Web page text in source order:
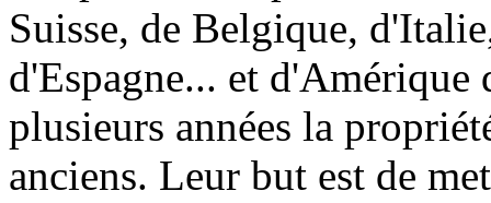
Suisse, de Belgique,
d'Espagne... et
plusieurs années la
anciens. Leur but est de